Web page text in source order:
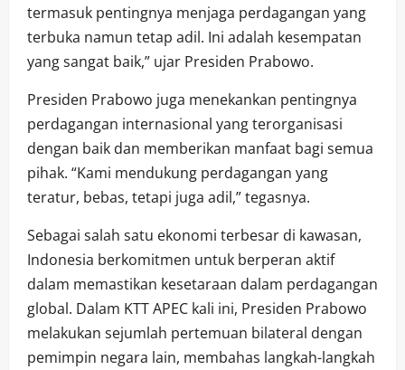
termasuk pentingnya menjaga perdagangan yang
terbuka namun tetap adil. Ini adalah kesempatan
yang sangat baik,” ujar Presiden Prabowo.
Presiden Prabowo juga menekankan pentingnya
perdagangan internasional yang terorganisasi
dengan baik dan memberikan manfaat bagi semua
pihak. “Kami mendukung perdagangan yang
teratur, bebas, tetapi juga adil,” tegasnya.
Sebagai salah satu ekonomi terbesar di kawasan,
Indonesia berkomitmen untuk berperan aktif
dalam memastikan kesetaraan dalam perdagangan
global. Dalam KTT APEC kali ini, Presiden Prabowo
melakukan sejumlah pertemuan bilateral dengan
pemimpin negara lain, membahas langkah-langkah